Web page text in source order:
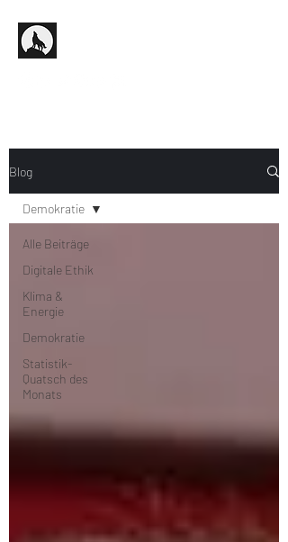
Blog
Alle Beiträge
Digitale Ethik
Klima &
Energie
Demokratie
Statistik-
Quatsch des
Monats
Demokratie